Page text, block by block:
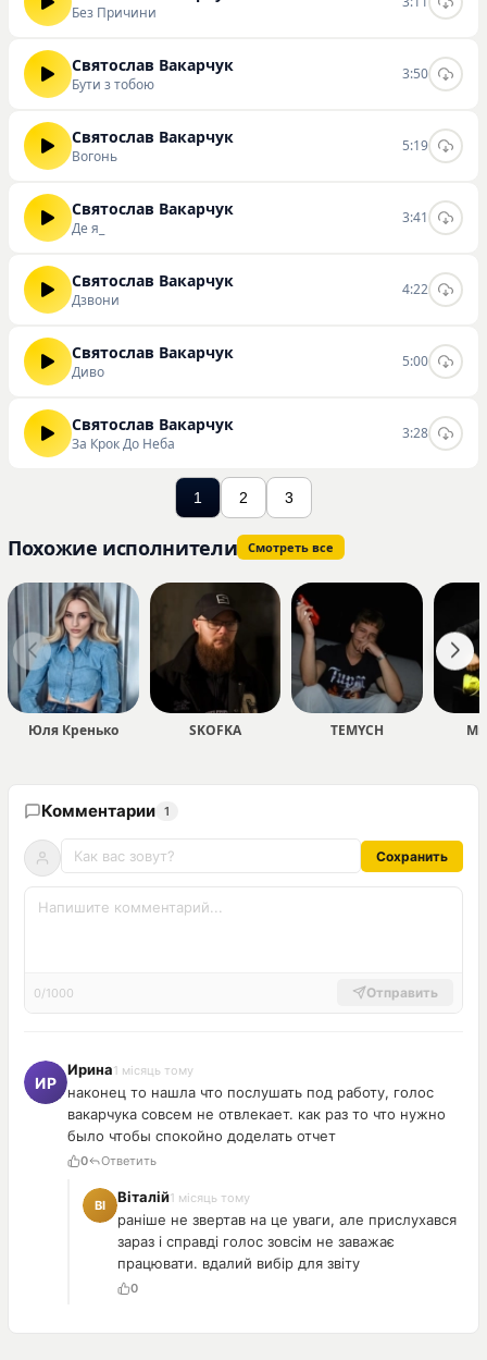
Без Причини
Святослав Вакарчук
Бути з тобою
3:50
Святослав Вакарчук
Вогонь
5:19
Святослав Вакарчук
Де я_
3:41
Святослав Вакарчук
Дзвони
4:22
Святослав Вакарчук
Диво
5:00
Святослав Вакарчук
За Крок До Неба
3:28
1 2 3
Похожие исполнители Смотреть все
Юля Кренько SKOFKA TEMYCH
Комментарии 1
Сохранить
0/1000 Отправить
Ирина1 місяць тому
наконец то нашла что послушать под работу, голос
вакарчука совсем не отвлекает. как раз то что нужно
было чтобы спокойно доделать отчет
0 Ответить
Віталій1 місяць тому
раніше не звертав на це уваги, але прислухався
зараз і справді голос зовсім не заважає
працювати. вдалий вибір для звіту
0